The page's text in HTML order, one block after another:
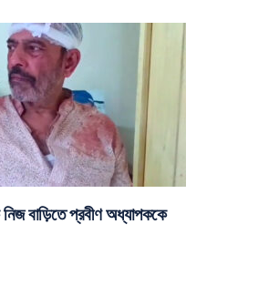
বাড়িতে প্রবীণ অধ্যাপককে